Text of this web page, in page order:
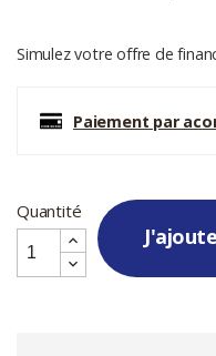
Simulez votre offre de
Paiement par
Quantité